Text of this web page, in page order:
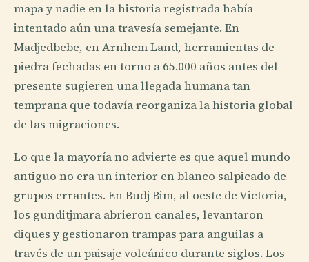
mapa y nadie en la historia registrada había
intentado aún una travesía semejante. En
Madjedbebe, en Arnhem Land, herramientas de
piedra fechadas en torno a 65.000 años antes del
presente sugieren una llegada humana tan
temprana que todavía reorganiza la historia global
de las migraciones.
Lo que la mayoría no advierte es que aquel mundo
antiguo no era un interior en blanco salpicado de
grupos errantes. En Budj Bim, al oeste de Victoria,
los gunditjmara abrieron canales, levantaron
diques y gestionaron trampas para anguilas a
través de un paisaje volcánico durante siglos. Los